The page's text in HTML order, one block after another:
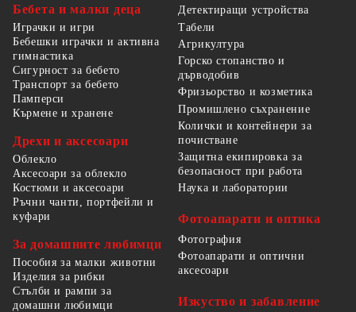
Бебета и малки деца
Играчки и игри
Бебешки играчки и активна
гимнастика
Сигурност за бебето
Транспорт за бебето
Памперси
Кърмене и хранене
Дрехи и аксесоари
Облекло
Аксесоари за облекло
Костюми и аксесоари
Ръчни чанти, портфейли и
куфари
За домашните любимци
Пособия за малки животни
Изделия за рибки
Стълби и рампи за
домашни любимци
Детектиращи устройства
Табели
Агрикултура
Горско стопанство и
дърводобив
Фризьорство и козметика
Промишлено съхранение
Колички и контейнери за
почистване
Защитна екипировка за
безопасност при работа
Наука и лаборатории
Фотоапарати и оптика
Фотография
Фотоапарати и оптични
аксесоари
Изкуство и забавление